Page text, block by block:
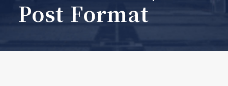
Post Format